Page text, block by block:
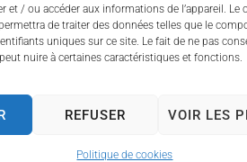
et / ou accéder aux informations de l’appareil. Le
de traiter des données telles que le
uniques sur ce site. Le fait de ne pas
nuire à certaines caractéristiques et fonctions.
REFUSER VOIR LES
Politique de cookies
à 17h30